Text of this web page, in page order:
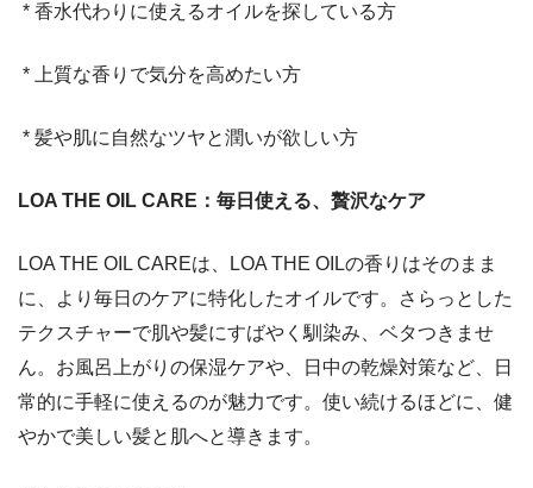
* 香水代わりに使えるオイルを探している方
* 上質な香りで気分を高めたい方
* 髪や肌に自然なツヤと潤いが欲しい方
LOA THE OIL CARE：毎日使える、贅沢なケア
LOA THE OIL CAREは、LOA THE OILの香りはそのまま
に、より毎日のケアに特化したオイルです。さらっとした
テクスチャーで肌や髪にすばやく馴染み、ベタつきませ
ん。お風呂上がりの保湿ケアや、日中の乾燥対策など、日
常的に手軽に使えるのが魅力です。使い続けるほどに、健
やかで美しい髪と肌へと導きます。